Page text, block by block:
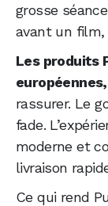
grosse
avant un film,
Les produits
européennes,
rassurer. Le
fade.
moderne et
livraison
Ce qui rend